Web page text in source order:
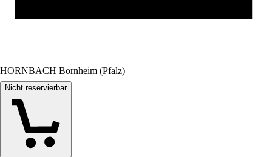
HORNBACH Bornheim (Pfalz)
Nicht reservierbar